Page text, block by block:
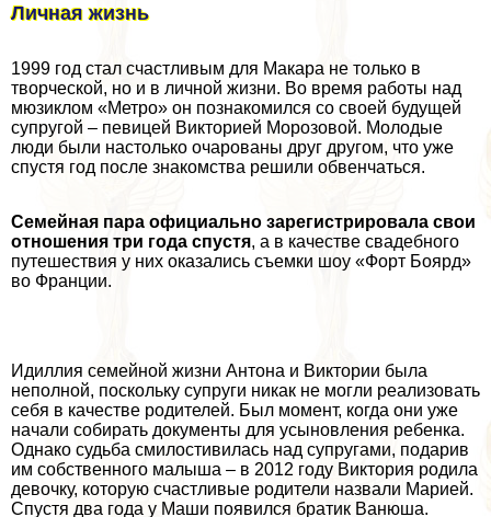
Личная жизнь
1999 год стал счастливым для Макара не только в
творческой, но и в личной жизни. Во время работы над
мюзиклом «Метро» он познакомился со своей будущей
супругой – певицей Викторией Морозовой. Молодые
люди были настолько очарованы друг другом, что уже
спустя год после знакомства решили обвенчаться.
Семейная пара официально зарегистрировала свои
отношения три года спустя, а в качестве свадебного
путешествия у них оказались съемки шоу «Форт Боярд»
во Франции.
Идиллия семейной жизни Антона и Виктории была
неполной, поскольку супруги никак не могли реализовать
себя в качестве родителей. Был момент, когда они уже
начали собирать документы для усыновления ребенка.
Однако судьба смилостивилась над супругами, подарив
им собственного малыша – в 2012 году Виктория родила
дeвoчку, которую счастливые родители назвали Марией.
Спустя два года у Маши появился братик Ванюша.